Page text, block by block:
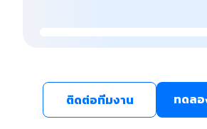
ติดต่อทีมงาน ทดลอ